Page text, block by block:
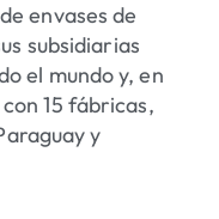
envases de
subsidiarias
el mundo y, en
15 fábricas,
y